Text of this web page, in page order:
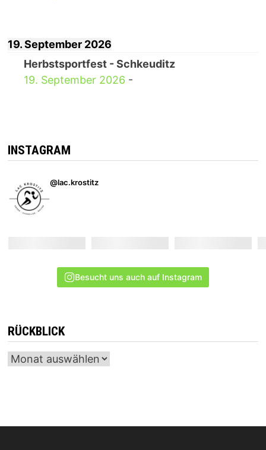
19. September 2026
Herbstsportfest - Schkeuditz
19. September 2026 -
INSTAGRAM
@lac.krostitz
Besucht uns auch auf Instagram
RÜCKBLICK
Archiv